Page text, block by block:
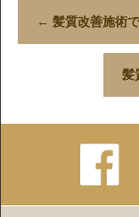
← 髪質改善施術
髪